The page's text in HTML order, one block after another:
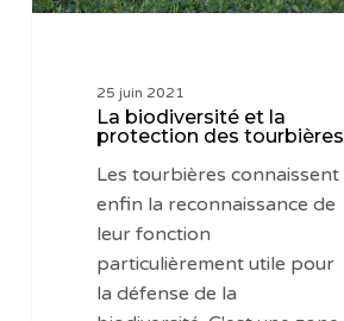
25 juin 2021
La biodiversité et la
protection des tourbières
Les tourbières connaissent
enfin la reconnaissance de
leur fonction
particulièrement utile pour
la défense de la